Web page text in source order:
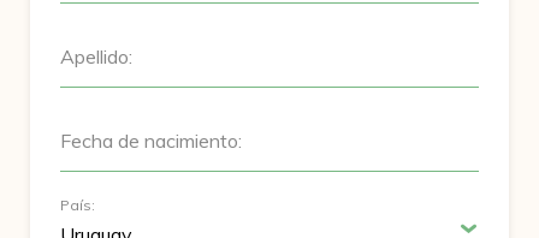
Apellido:
Fecha de nacimiento:
País: